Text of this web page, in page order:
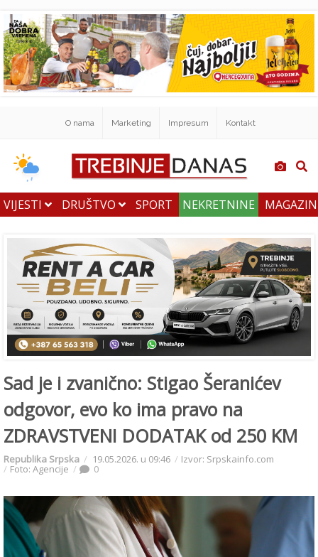
O nama Marketing Impresum Kontakt
VIJESTI DRUŠTVO SPORT NEKRETNINE
Sad je i zvanično: Stigao Šeranićev
odgovor, evo ko ima pravo na
ZDRAVSTVENI DODATAK od 250 KM
Republika Srpska 19.05.2026. u 09:46 Izvor: Srpskainfo.com
Foto: Agencije 0